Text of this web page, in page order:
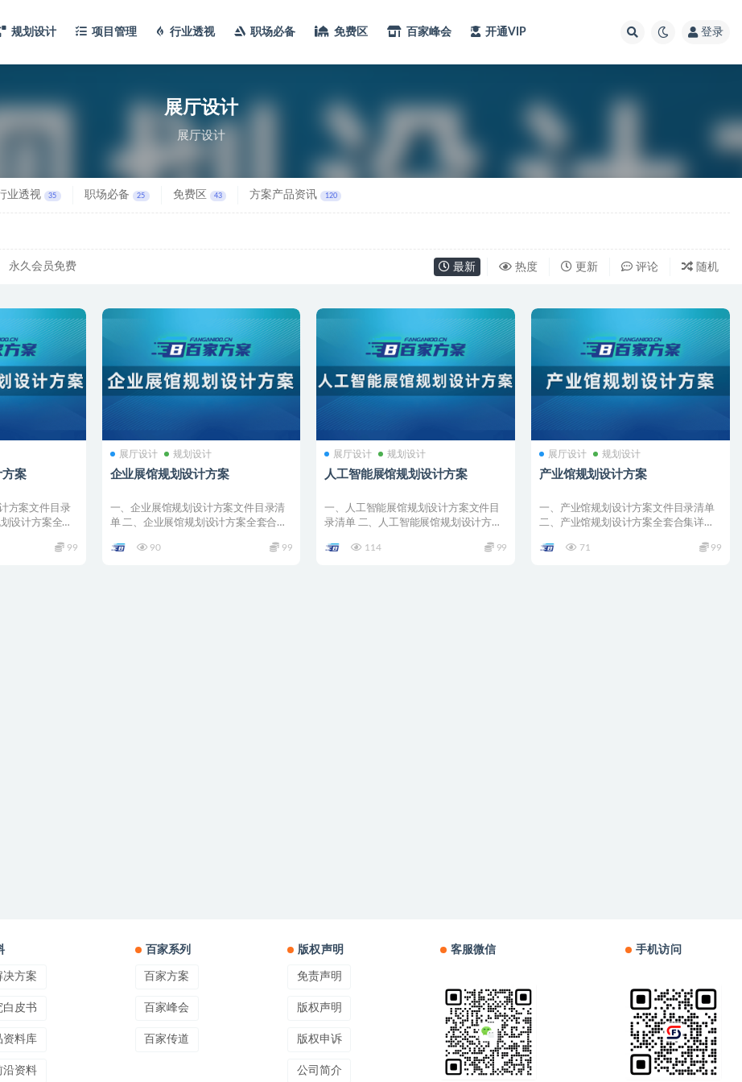
规划设计 项目管理 行业透视 职场必备 免费区 百家峰会 开通VIP 登录
展厅设计
展厅设计
业透视 35 职场必备 25 免费区 43 方案产品资讯 120
永久会员免费 最新 热度 更新 评论 随机
方案
方案文件目录
设计方案全套
99
展厅设计 规划设计
企业展馆规划设计方案
一、企业展馆规划设计方案文件目录清
单 二、企业展馆规划设计方案全套合集
90
99
展厅设计 规划设计
人工智能展馆规划设计方案
一、人工智能展馆规划设计方案文件目
录清单 二、人工智能展馆规划设计方案
114
99
展厅设计 规划设计
产业馆规划设计方案
一、产业馆规划设计方案文件目录清单
二、产业馆规划设计方案全套合集详情
71
99
决方案
白皮书
资料库
沿资料
百家系列
百家方案
百家峰会
百家传道
版权声明
免责声明
版权声明
版权申诉
公司简介
客服微信 手机访问